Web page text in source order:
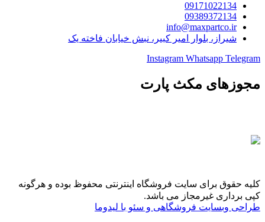
09171022134
09389372134
info@maxpartco.ir
شیراز، بلوار امیر کبیر، نبش خیابان فاخته یک
Instagram Whatsapp Telegram
مجوزهای مکث پارت
کلیه حقوق برای سایت فروشگاه اینترنتی محفوظ بوده و هرگونه
کپی برداری غیرمجاز می باشد.
طراحی وبسایت فروشگاهی و سئو با لیدوما